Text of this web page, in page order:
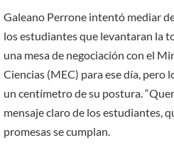
Galeano Perrone intentó mediar
los estudiantes que levantaran la
una mesa de negociación con el
Ciencias (MEC) para ese día, pero
un centímetro de su postura.
mensaje claro de los estudiantes,
promesas se cumplan.